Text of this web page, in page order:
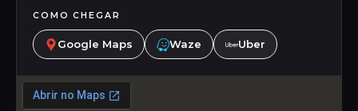
COMO CHEGAR
Google Maps Waze Uber